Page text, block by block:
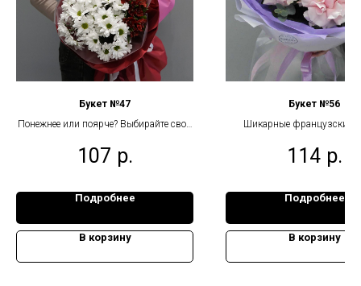
Букет №47
Понежнее или поярче? Выбирайте свой
107 р.
Подробнее
В корзину
Букет №56
Шикарные французские
114 р.
Подробнее
В корзину